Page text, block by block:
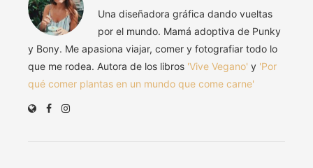
Una diseñadora gráfica dando vueltas
por el mundo. Mamá adoptiva de Punky
y Bony. Me apasiona viajar, comer y fotografiar todo lo
que me rodea. Autora de los libros 'Vive Vegano' y 'Por
qué comer plantas en un mundo que come carne'